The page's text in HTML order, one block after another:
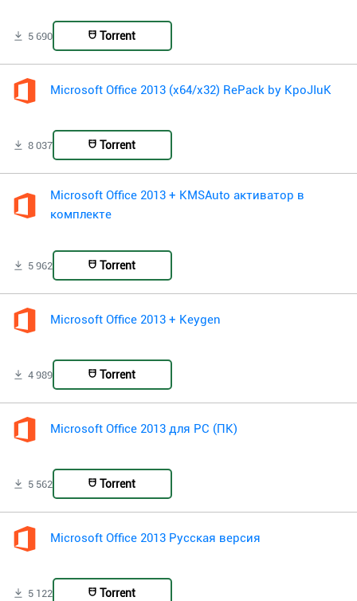
5 690 Torrent
Microsoft Office 2013 (x64/x32) RePack by KpoJIuK
8 037 Torrent
Microsoft Office 2013 + KMSAuto активатор в
комплекте
5 962 Torrent
Microsoft Office 2013 + Keygen
4 989 Torrent
Microsoft Office 2013 для PC (ПК)
5 562 Torrent
Microsoft Office 2013 Русская версия
5 122 Torrent